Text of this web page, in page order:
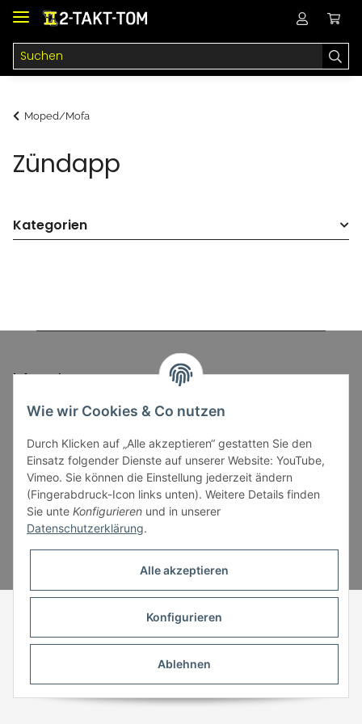
Moped/Mofa
Zündapp
Kategorien
Informationen
* Alle Preise inkl. gesetzlicher USt., zzgl.
Powered byJTL-Shop
Wie wir Cookies & Co nutzen
Durch Klicken auf „Alle akzeptieren“ gestatten Sie den
Einsatz folgender Dienste auf unserer Website: YouTube,
Vimeo. Sie können die Einstellung jederzeit ändern
(Fingerabdruck-Icon links unten). Weitere Details finden
Sie unte Konfigurieren und in unserer
Datenschutzerklärung.
Alle akzeptieren
Konfigurieren
Ablehnen